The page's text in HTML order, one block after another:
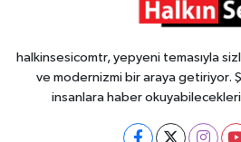
halkinsesicomtr, yepyeni temasıyla
ve modernizmi bir araya getiriyor.
insanlara haber
SİYASET